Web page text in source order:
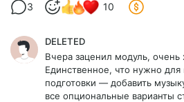
3 10
DELETED
Вчера заценил модуль,
Единственное, что нужно для
подготовки — добавить
все опциональные варианты